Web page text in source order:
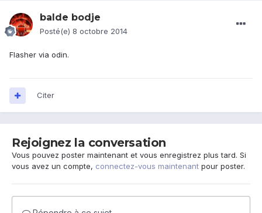
balde bodje
Posté(e) 8 octobre 2014
Flasher via odin.
Citer
Rejoignez la conversation
Vous pouvez poster maintenant et vous enregistrez plus tard. Si
vous avez un compte, connectez-vous maintenant pour poster.